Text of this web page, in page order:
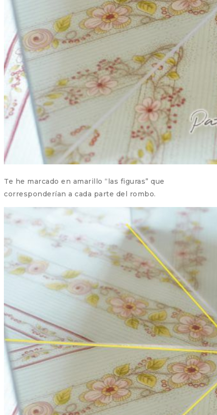
Te he marcado en amarillo “las figuras” que
corresponderían a cada parte del rombo.